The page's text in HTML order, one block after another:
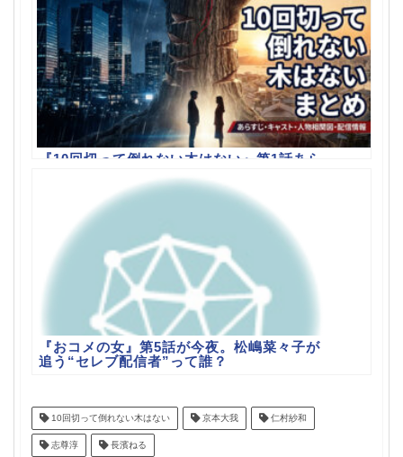
『10回切って倒れない木はない』第1話あら
る純愛の導入回
『おコメの女』第5話が今夜。松嶋菜々子が
追う“セレブ配信者”って誰？
10回切って倒れない木はない 京本大我 仁村紗和
志尊淳 長濱ねる